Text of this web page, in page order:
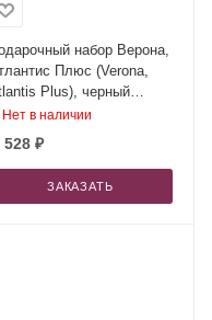
набор Верона,
Плюс (Verona,
Plus), черный
ручка,
Нет в наличии
528₽
ЗАКАЗАТЬ